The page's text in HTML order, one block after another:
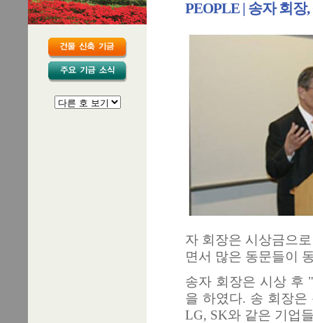
PEOPLE | 송자 회
자 회장은 시상금으
면서 많은 동문들이
송자 회장은 시상 후
을 하였다. 송 회장은
LG, SK와 같은 기업